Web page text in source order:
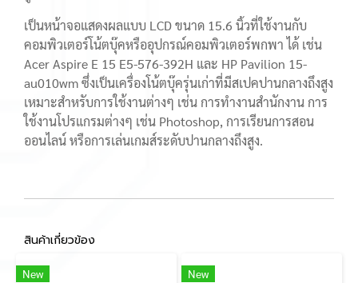
เป็นหน้าจอแสดงผลแบบ LCD ขนาด 15.6 นิ้วที่ใช้งานกับ
คอมพิวเตอร์โน้ตบุ๊คหรืออุปกรณ์คอมพิวเตอร์พกพา ได้ เช่น
Acer Aspire E 15 E5-576-392H และ HP Pavilion 15-
au010wm ซึ่งเป็นเครื่องโน้ตบุ๊ครุ่นเก่าที่มีสเปคปานกลางถึงสูง
เหมาะสำหรับการใช้งานต่างๆ เช่น การทำงานสำนักงาน การ
ใช้งานโปรแกรมต่างๆ เช่น Photoshop, การเรียนการสอน
ออนไลน์ หรือการเล่นเกมส์ระดับปานกลางถึงสูง.
สินค้าเกี่ยวข้อง
New New